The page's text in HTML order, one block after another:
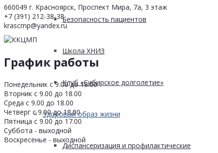
Безопасность пациентов
Школа ХНИЗ
Клуб «Сибирское долголетие»
Здоровый образ жизни
Диспансеризация и профилактические
660049 г. Красноярск, Проспект Мира, 7а, 3 этаж
+7 (391) 212-38-38
krascmp@yandex.ru
График работы
Понедельник с 9.00 до 18.00
Вторник с 9.00 до 18.00
Среда с 9.00 до 18.00
Четверг с 9.00 до 18.00
Пятница с 9.00 до 17.00
Суббота - выходной
Воскресенье - выходной